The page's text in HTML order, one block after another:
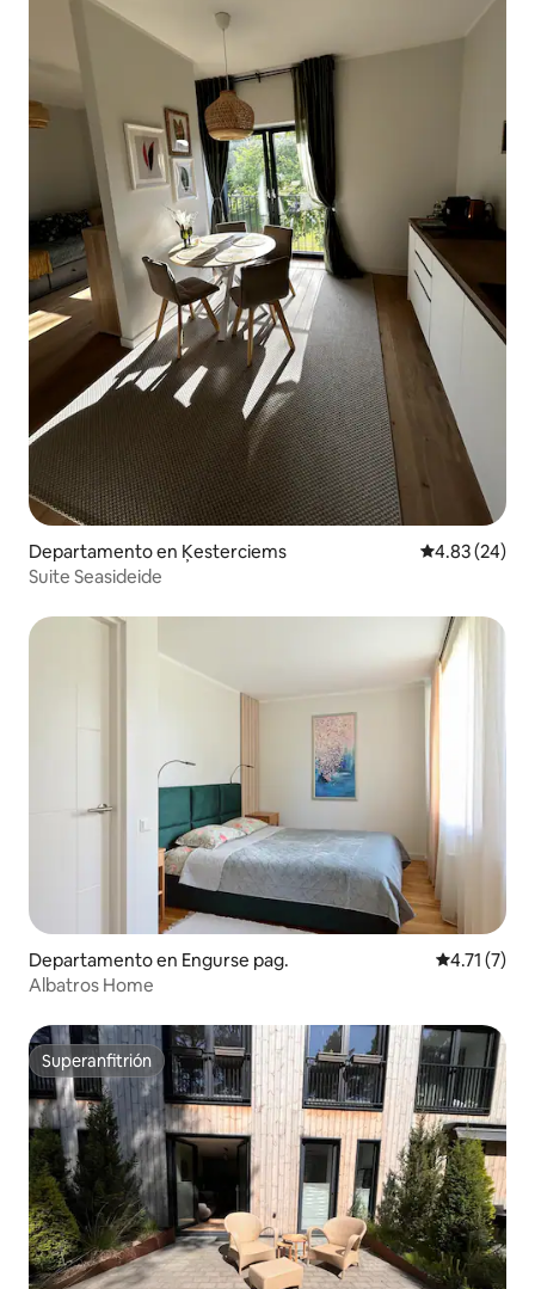
Departamento en Ķesterciems Calificación
4.83 (24)
Suite Seasideide
Departamento en Engurse pag. Calificación
4.71 (7)
Albatros Home
Superanfitrión
Superanfitrión